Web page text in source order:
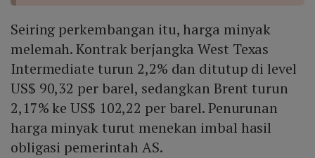
Seiring perkembangan itu, harga minyak
melemah. Kontrak berjangka West Texas
Intermediate turun 2,2% dan ditutup di level
US$ 90,32 per barel, sedangkan Brent turun
2,17% ke US$ 102,22 per barel. Penurunan
harga minyak turut menekan imbal hasil
obligasi pemerintah AS.